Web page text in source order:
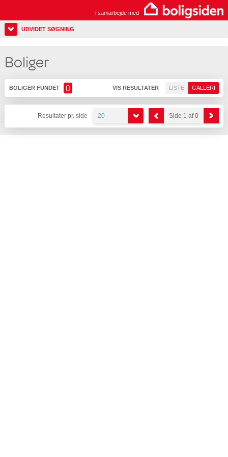
i samarbejde med
UDVIDET SØGNING
Boliger
BOLIGER FUNDET 0 VIS RESULTATER LISTE GALLERI
Resultater pr. side 20 Side 1 af 0